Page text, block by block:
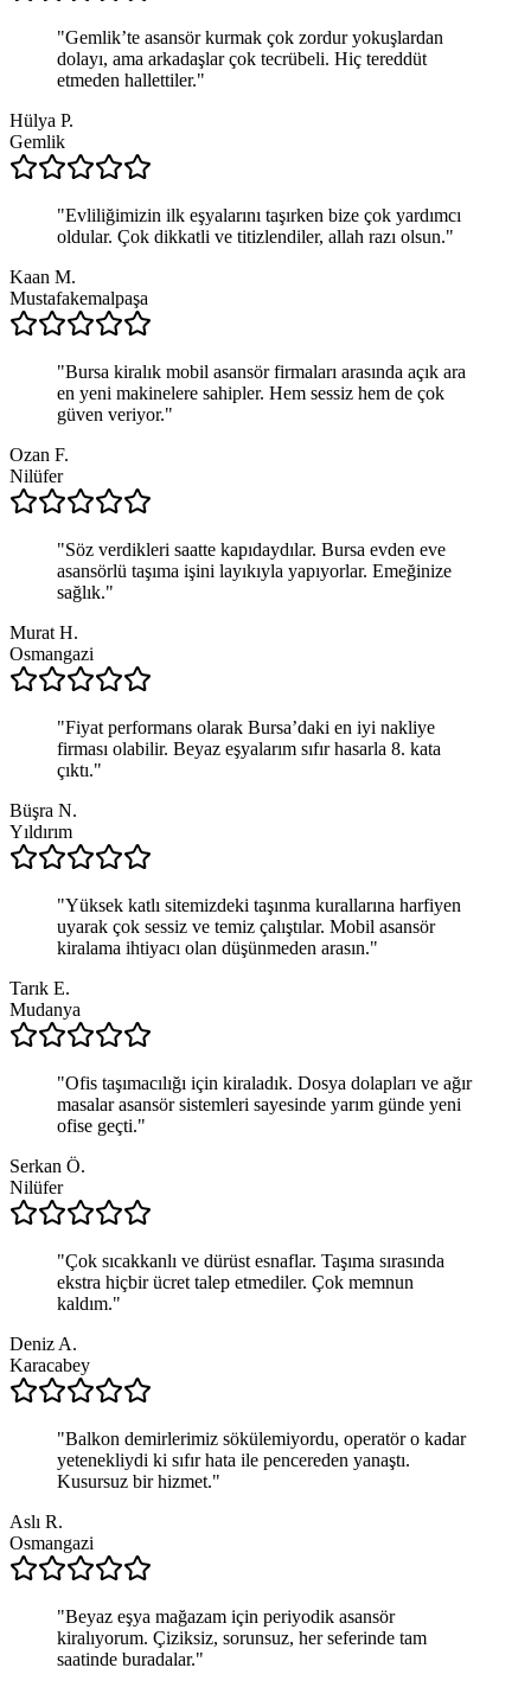
"Gemlik’te asansör kurmak çok zordur yokuşlardan
dolayı, ama arkadaşlar çok tecrübeli. Hiç tereddüt
etmeden hallettiler."
Hülya P.
Gemlik
"Evliliğimizin ilk eşyalarını taşırken bize çok yardımcı
oldular. Çok dikkatli ve titizlendiler, allah razı olsun."
Kaan M.
Mustafakemalpaşa
"Bursa kiralık mobil asansör firmaları arasında açık ara
en yeni makinelere sahipler. Hem sessiz hem de çok
güven veriyor."
Ozan F.
Nilüfer
"Söz verdikleri saatte kapıdaydılar. Bursa evden eve
asansörlü taşıma işini layıkıyla yapıyorlar. Emeğinize
sağlık."
Murat H.
Osmangazi
"Fiyat performans olarak Bursa’daki en iyi nakliye
firması olabilir. Beyaz eşyalarım sıfır hasarla 8. kata
çıktı."
Büşra N.
Yıldırım
"Yüksek katlı sitemizdeki taşınma kurallarına harfiyen
uyarak çok sessiz ve temiz çalıştılar. Mobil asansör
kiralama ihtiyacı olan düşünmeden arasın."
Tarık E.
Mudanya
"Ofis taşımacılığı için kiraladık. Dosya dolapları ve ağır
masalar asansör sistemleri sayesinde yarım günde yeni
ofise geçti."
Serkan Ö.
Nilüfer
"Çok sıcakkanlı ve dürüst esnaflar. Taşıma sırasında
ekstra hiçbir ücret talep etmediler. Çok memnun
kaldım."
Deniz A.
Karacabey
"Balkon demirlerimiz sökülemiyordu, operatör o kadar
yetenekliydi ki sıfır hata ile pencereden yanaştı.
Kusursuz bir hizmet."
Aslı R.
Osmangazi
"Beyaz eşya mağazam için periyodik asansör
kiralıyorum. Çiziksiz, sorunsuz, her seferinde tam
saatinde buradalar."